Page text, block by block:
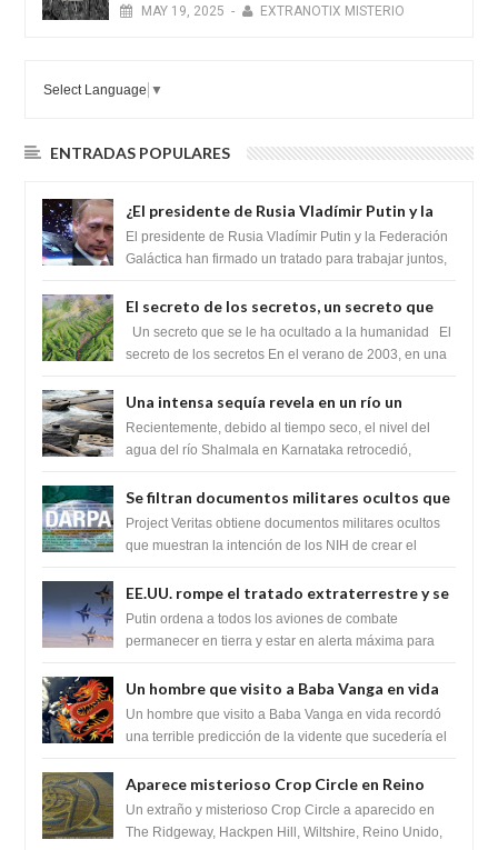
MAY 19, 2025 - EXTRANOTIX MISTERIO
Select Language ▼
ENTRADAS POPULARES
¿El presidente de Rusia Vladímir Putin y la
Federación Galactica han firmado un
tratado para acabar con los Sionistas?
El presidente de Rusia Vladímir Putin y la Federación
Galáctica han firmado un tratado para trabajar juntos,
El secreto de los secretos, un secreto que
cambiaría por completo el destino de la
humanidad
Un secreto que se le ha ocultado a la humanidad El
secreto de los secretos En el verano de 2003, en una
Una intensa sequía revela en un río un
impresionante hallazgo de miles de Shiva
Lingas
Recientemente, debido al tiempo seco, el nivel del
agua del río Shalmala en Karnataka retrocedió,
Se filtran documentos militares ocultos que
muestran la intención de los NIH de crear el
SARS-CoV-2, utilizando la investigación de
Project Veritas obtiene documentos militares ocultos
que muestran la intención de los NIH de crear el
EE.UU. rompe el tratado extraterrestre y se
prepara para destruir el misterioso satélite
"Caballero Negro"
Putin ordena a todos los aviones de combate
permanecer en tierra y estar en alerta máxima para
Un hombre que visito a Baba Vanga en vida
recordó la terrible predicción de la vidente
para febrero de 2022.
Un hombre que visito a Baba Vanga en vida recordó
una terrible predicción de la vidente que sucedería el
Aparece misterioso Crop Circle en Reino
Unido 23 de junio 2016
Un extraño y misterioso Crop Circle a aparecido en
The Ridgeway, Hackpen Hill, Wiltshire, Reino Unido,